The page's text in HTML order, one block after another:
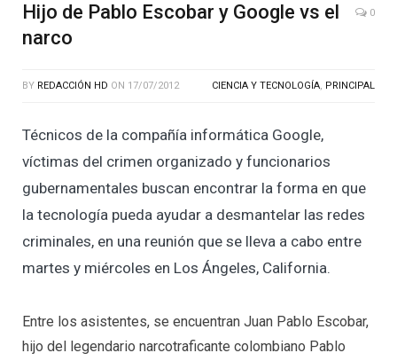
Hijo de Pablo Escobar y Google vs el
narco
0
BY REDACCIÓN HD ON 17/07/2012 CIENCIA Y TECNOLOGÍA, PRINCIPAL
Técnicos de la compañía informática Google,
víctimas del crimen organizado y funcionarios
gubernamentales buscan encontrar la forma en que
la tecnología pueda ayudar a desmantelar las redes
criminales, en una reunión que se lleva a cabo entre
martes y miércoles en Los Ángeles, California.
Entre los asistentes, se encuentran Juan Pablo Escobar,
hijo del legendario narcotraficante colombiano Pablo